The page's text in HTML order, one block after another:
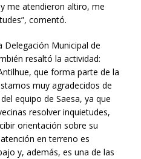
me atendieron altiro, me
comentó.
Delegación Municipal de
resaltó la actividad:
que forma parte de la
muy agradecidos de
equipo de Saesa, ya que
resolver inquietudes,
orientación sobre su
en terreno es
y, además, es una de las